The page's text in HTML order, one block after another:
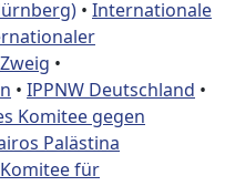
• Internationale
•
• IPPNW Deutschland •
Komitee gegen
Palästina
Komitee für